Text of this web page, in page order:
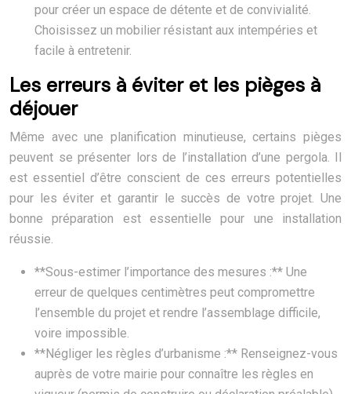
pour créer un espace de détente et de convivialité.
Choisissez un mobilier résistant aux intempéries et
facile à entretenir.
Les erreurs à éviter et les pièges à
déjouer
Même avec une planification minutieuse, certains pièges
peuvent se présenter lors de l’installation d’une pergola. Il
est essentiel d’être conscient de ces erreurs potentielles
pour les éviter et garantir le succès de votre projet. Une
bonne préparation est essentielle pour une installation
réussie.
**Sous-estimer l’importance des mesures :** Une
erreur de quelques centimètres peut compromettre
l’ensemble du projet et rendre l’assemblage difficile,
voire impossible.
**Négliger les règles d’urbanisme :** Renseignez-vous
auprès de votre mairie pour connaître les règles en